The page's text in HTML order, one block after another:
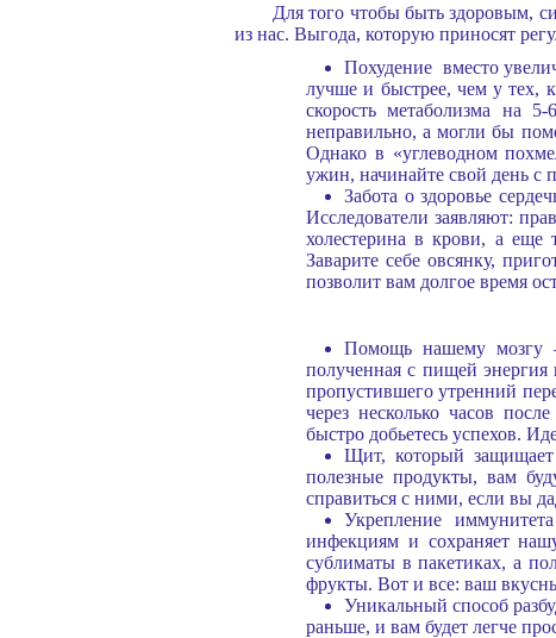
Для того чтобы быть здоровым,
из нас. Выгода, которую приносят
Похудение вместо
лучше и быстрее, чем у тех,
скорость метаболизма на
неправильно, а могли бы
Однако в «углеводном
ужин, начинайте свой день с
Забота о здоровье
Исследователи заявляют:
холестерина в крови, а еще
Заварите себе овсянку,
позволит вам долгое время
Помощь нашему мозгу
полученная с пищей энергия
пропустившего утренний
через несколько часов
быстро добьетесь успехов.
Щит, который защищает
полезные продукты, вам
справиться с ними, если вы
Укрепление
инфекциям и сохраняет
сублиматы в пакетиках, а
фрукты. Вот и все: ваш
Уникальный способ
раньше, и вам будет легче